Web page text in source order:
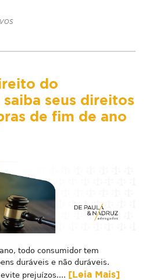
do
seus direitos
de fim de ano
todo consumidor tem
duráveis e não duráveis.
prejuízos.... [Leia Mais]